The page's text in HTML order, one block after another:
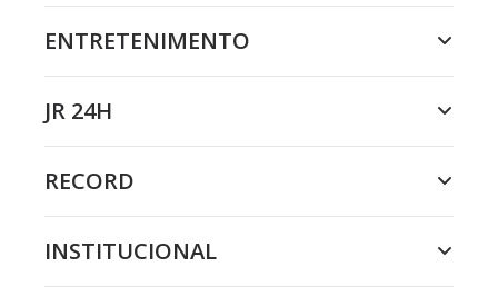
ENTRETENIMENTO
JR 24H
RECORD
INSTITUCIONAL